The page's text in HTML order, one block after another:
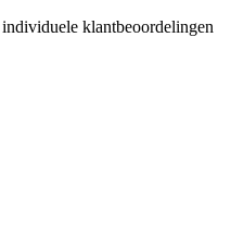
individuele klantbeoordelingen